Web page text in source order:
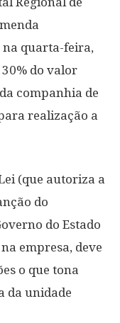
quarta-feira,
do valor
companhia de
realização a
(que autoriza a
do
do Estado
empresa, deve
o que tona
da unidade